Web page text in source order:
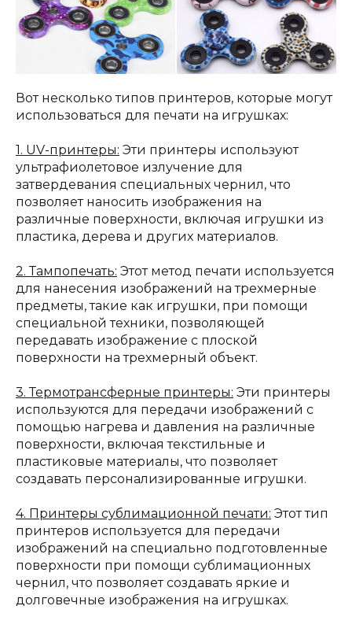
Вот несколько типов принтеров, которые могут
использоваться для печати на игрушках:
1. UV-принтеры: Эти принтеры используют
ультрафиолетовое излучение для
затвердевания специальных чернил, что
позволяет наносить изображения на
различные поверхности, включая игрушки из
пластика, дерева и других материалов.
2. Тампопечать: Этот метод печати используется
для нанесения изображений на трехмерные
предметы, такие как игрушки, при помощи
специальной техники, позволяющей
передавать изображение с плоской
поверхности на трехмерный объект.
3. Термотрансферные принтеры: Эти принтеры
используются для передачи изображений с
помощью нагрева и давления на различные
поверхности, включая текстильные и
пластиковые материалы, что позволяет
создавать персонализированные игрушки.
4. Принтеры сублимационной печати: Этот тип
принтеров используется для передачи
изображений на специально подготовленные
поверхности при помощи сублимационных
чернил, что позволяет создавать яркие и
долговечные изображения на игрушках.